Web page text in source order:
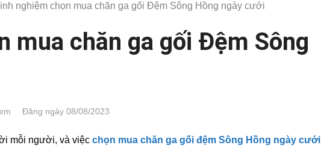
nghiệm chọn mua chăn ga gối Đệm Sông Hồng ngày cưới
mua chăn ga gối Đệm Sông
Đăng ngày 08/08/2023
mỗi người, và việc chọn mua chăn ga gối đệm Sông Hồng ngày cưới